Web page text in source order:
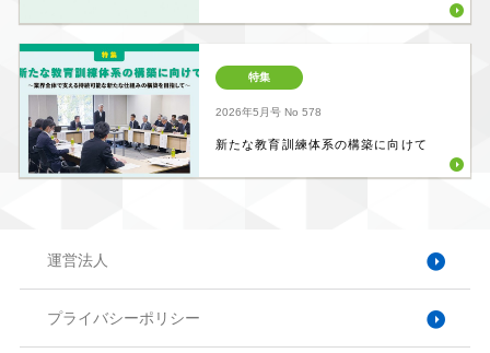
特集
2026年5月号No 578
新たな教育訓練体系の構築に向けて
運営法人
プライバシーポリシー